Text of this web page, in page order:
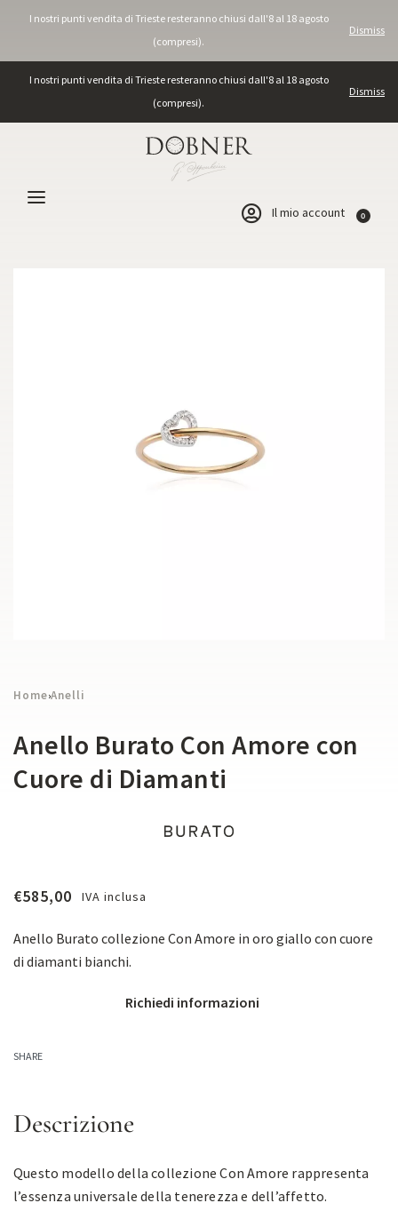
I nostri punti vendita di Trieste resteranno chiusi dall'8 al 18 agosto
(compresi).
Dismiss
I nostri punti vendita di Trieste resteranno chiusi dall'8 al 18 agosto
(compresi).
Dismiss
Il mio account 0
Home›Anelli
Anello Burato Con Amore con
Cuore di Diamanti
€585,00 IVA inclusa
Anello Burato collezione Con Amore in oro giallo con cuore
di diamanti bianchi.
Richiedi informazioni
SHARE
Descrizione
Questo modello della collezione Con Amore rappresenta
l’essenza universale della tenerezza e dell’affetto.